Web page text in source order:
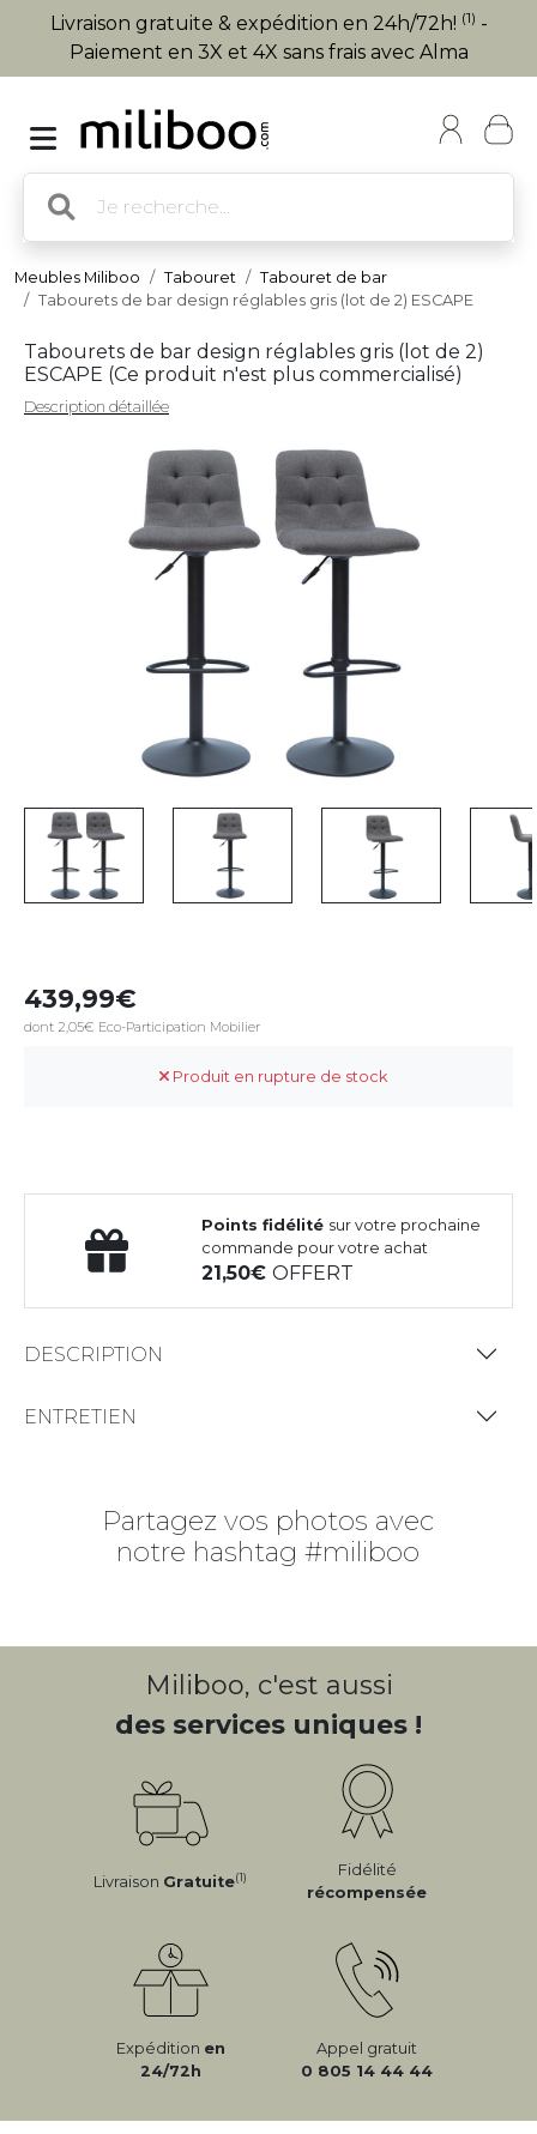
Livraison gratuite & expédition en 24h/72h! (1) -
Paiement en 3X et 4X sans frais avec Alma
Meubles Miliboo Tabouret
Tabouret de bar
Tabourets de bar design réglables gris (lot de 2) ESCAPE
Tabourets de bar design réglables gris (lot de 2)
ESCAPE (Ce produit n'est plus commercialisé)
Description détaillée
439,99
dont 2,05€ Eco-Participation Mobilier
Produit en rupture de stock
Points fidélité sur votre prochaine
commande pour votre achat
21,50OFFERT
DESCRIPTION
ENTRETIEN
Partagez vos photos avec
notre hashtag #miliboo
Miliboo, c'est aussi
des services uniques !
Livraison Gratuite(1)
Fidélité
récompensée
Expédition en
24/72h
Appel gratuit
0 805 14 44 44